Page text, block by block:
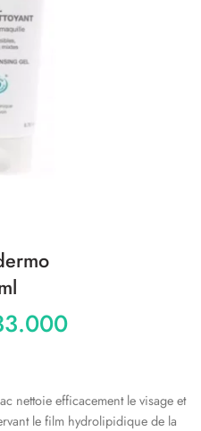
nettoie efficacement le visage et
le film hydrolipidique de la